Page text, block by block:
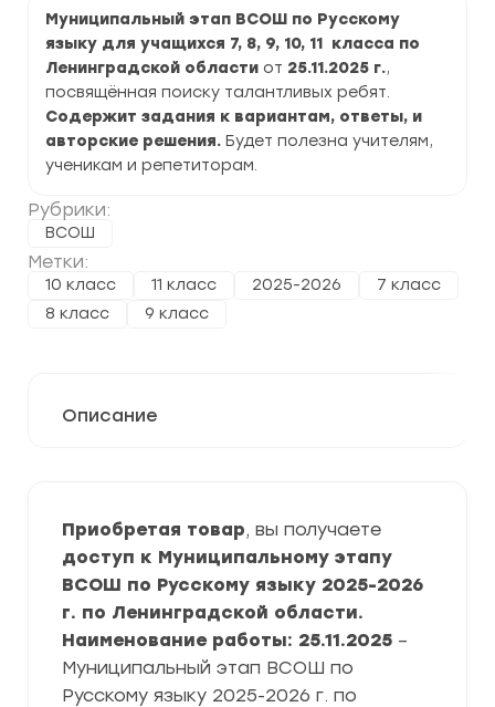
Муниципальный этап ВСОШ по Русскому
языку для учащихся 7, 8, 9, 10, 11 класса по
Ленинградской области от 25.11.2025 г.,
посвящённая поиску талантливых ребят.
Содержит задания к вариантам, ответы, и
авторские решения. Будет полезна учителям,
ученикам и репетиторам.
Рубрики:
ВСОШ
Метки:
10 класс 11 класс 2025-2026
7 класс
8 класс
9 класс
2026
г.
по
Ленинградской
области
Описание
Приобретая товар, вы получаете
доступ к Муниципальному этапу
ВСОШ по Русскому языку 2025-2026
г. по Ленинградской области.
Наименование работы: 25.11.2025 –
Муниципальный этап ВСОШ по
Русскому языку 2025-2026 г. по